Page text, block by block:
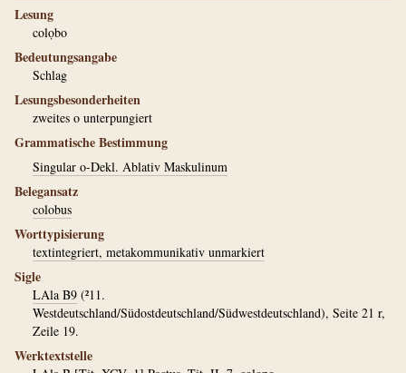
Lesung
colọbo
Bedeutungsangabe
Schlag
Lesungsbesonderheiten
zweites o unterpungiert
Grammatische Bestimmung
Singular o-Dekl. Ablativ Maskulinum
Belegansatz
colobus
Worttypisierung
textintegriert, metakommunikativ unmarkiert
Sigle
LAla B9 (²11.
Westdeutschland/Südostdeutschland/Südwestdeutschland), Seite 21 r,
Zeile 19.
Werktextstelle